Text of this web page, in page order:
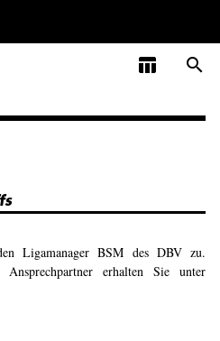
table_chart search
Ligamanager BSM des DBV zu.
erhalten Sie unter